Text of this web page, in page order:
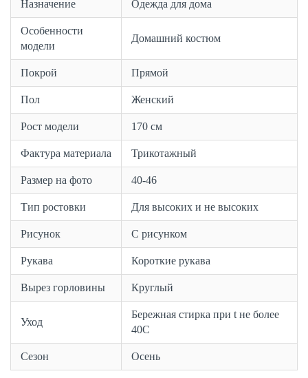
Назначение Одежда для дома
Особенности
модели
Домашний костюм
Покрой Прямой
Пол Женский
Рост модели 170 см
Фактура материала Трикотажный
Размер на фото 40-46
Тип ростовки Для высоких и не высоких
Рисунок С рисунком
Рукава Короткие рукава
Вырез горловины Круглый
Уход
Бережная стирка при t не более
40С
Сезон Осень